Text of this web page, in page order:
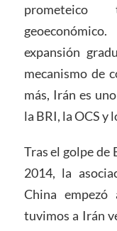
prometeico
expansión
mecanismo de
más, Irán es
la BRI, la OCS y
Tras el golpe de
2014, la
China empezó
tuvimos a Irán